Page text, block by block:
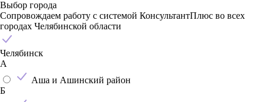
Выбор города
Сопровождаем работу с системой КонсультантПлюс во всех
городах Челябинской области
Челябинск
А
Аша и Ашинский район
Б